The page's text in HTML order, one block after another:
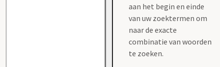
aan het begin en einde
van uw zoektermen om
naar de exacte
combinatie van woorden
te zoeken.